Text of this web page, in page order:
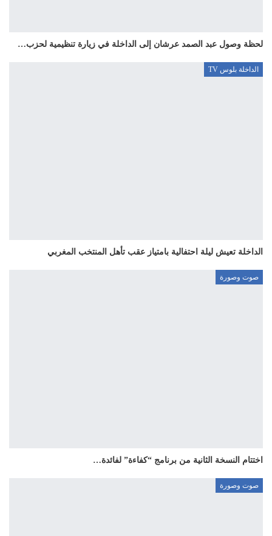
لحظة وصول عبد الصمد عرشان إلى الداخلة في زيارة تنظيمية لحزب…
الداخلة بلوس TV
الداخلة تعيش ليلة احتفالية بامتياز عقب تأهل المنتخب المغربي
صوت وصورة
اختتام النسخة الثانية من برنامج “كفاءة” لفائدة…
صوت وصورة